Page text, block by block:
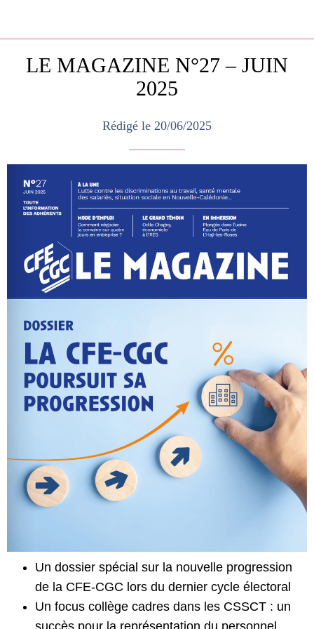
LE MAGAZINE N°27 – JUIN
2025
Rédigé le 20/06/2025
Un dossier spécial sur la nouvelle progression
de la CFE-CGC lors du dernier cycle électoral
Un focus collège cadres dans les CSSCT : un
succès pour la représentation du personnel